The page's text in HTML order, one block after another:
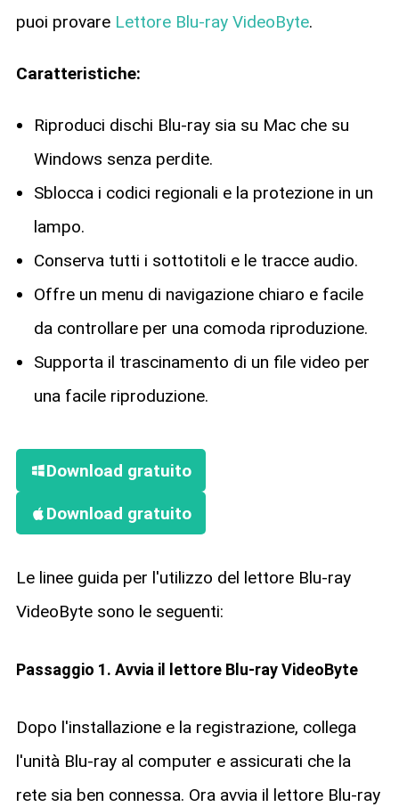
puoi provare Lettore Blu-ray VideoByte.
Caratteristiche:
Riproduci dischi Blu-ray sia su Mac che su
Windows senza perdite.
Sblocca i codici regionali e la protezione in un
lampo.
Conserva tutti i sottotitoli e le tracce audio.
Offre un menu di navigazione chiaro e facile
da controllare per una comoda riproduzione.
Supporta il trascinamento di un file video per
una facile riproduzione.
Download gratuito
Download gratuito
Le linee guida per l'utilizzo del lettore Blu-ray
VideoByte sono le seguenti:
Passaggio 1. Avvia il lettore Blu-ray VideoByte
Dopo l'installazione e la registrazione, collega
l'unità Blu-ray al computer e assicurati che la
rete sia ben connessa. Ora avvia il lettore Blu-ray